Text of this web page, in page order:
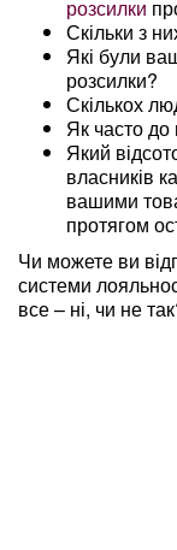
розсилки
Скільки з
Які були
розсилки?
Скількох
Як часто до
Який
власників
вашими
протягом
Чи можете ви
системи
все – ні, чи не